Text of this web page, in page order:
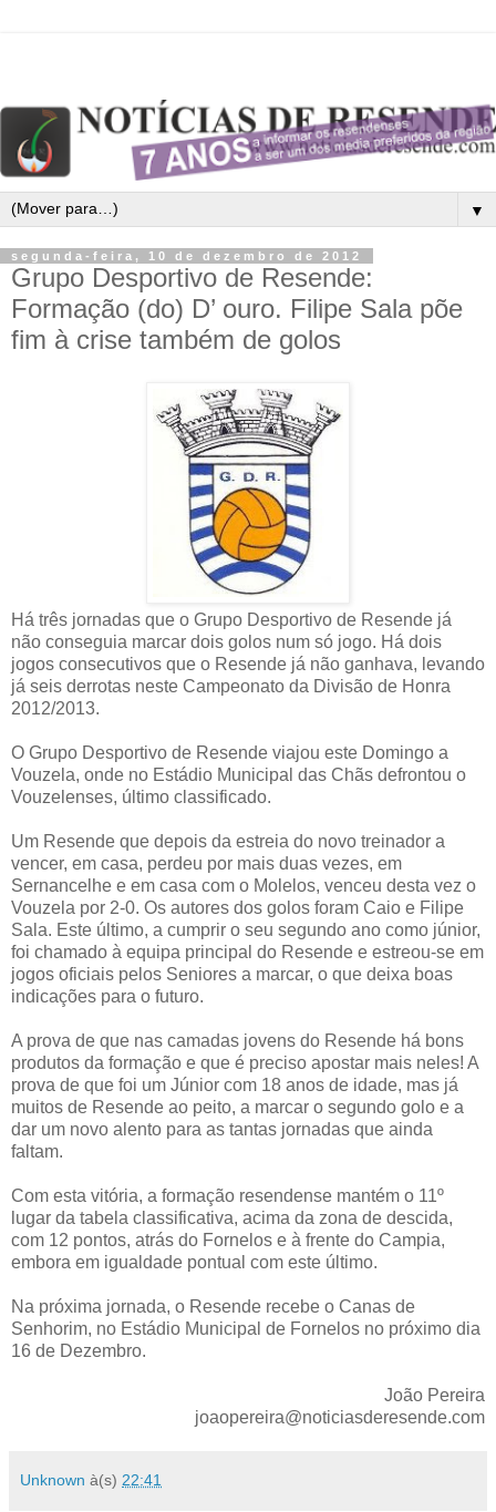
▼
segunda-feira, 10 de dezembro de 2012
Grupo Desportivo de Resende:
Formação (do) D’ ouro. Filipe Sala põe
fim à crise também de golos
Há três jornadas que o Grupo Desportivo de Resende já
não conseguia marcar dois golos num só jogo. Há dois
jogos consecutivos que o Resende já não ganhava, levando
já seis derrotas neste Campeonato da Divisão de Honra
2012/2013.
O Grupo Desportivo de Resende viajou este Domingo a
Vouzela, onde no Estádio Municipal das Chãs defrontou o
Vouzelenses, último classificado.
Um Resende que depois da estreia do novo treinador a
vencer, em casa, perdeu por mais duas vezes, em
Sernancelhe e em casa com o Molelos, venceu desta vez o
Vouzela por 2-0. Os autores dos golos foram Caio e Filipe
Sala. Este último, a cumprir o seu segundo ano como júnior,
foi chamado à equipa principal do Resende e estreou-se em
jogos oficiais pelos Seniores a marcar, o que deixa boas
indicações para o futuro.
A prova de que nas camadas jovens do Resende há bons
produtos da formação e que é preciso apostar mais neles! A
prova de que foi um Júnior com 18 anos de idade, mas já
muitos de Resende ao peito, a marcar o segundo golo e a
dar um novo alento para as tantas jornadas que ainda
faltam.
Com esta vitória, a formação resendense mantém o 11º
lugar da tabela classificativa, acima da zona de descida,
com 12 pontos, atrás do Fornelos e à frente do Campia,
embora em igualdade pontual com este último.
Na próxima jornada, o Resende recebe o Canas de
Senhorim, no Estádio Municipal de Fornelos no próximo dia
16 de Dezembro.
João Pereira
joaopereira@noticiasderesende.com
Unknown à(s) 22:41